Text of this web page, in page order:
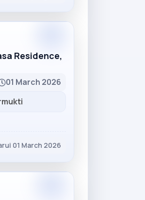
Residence,
01 March 2026
01 March 2026